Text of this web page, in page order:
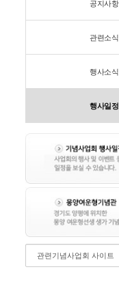
공지사항
관련소식
행사소식
행사일정